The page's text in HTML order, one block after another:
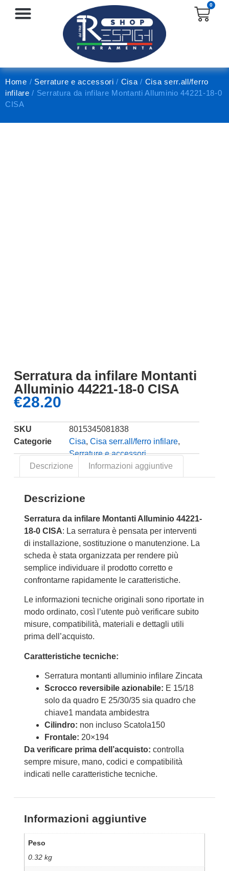
0
Home / Serrature e accessori / Cisa / Cisa serr.all/ferro
infilare / Serratura da infilare Montanti Alluminio 44221-18-0
CISA
Serratura da infilare Montanti
Alluminio 44221-18-0 CISA
€28.20
SKU
8015345081838
Categorie
Cisa, Cisa serr.all/ferro infilare,
Serrature e accessori
Descrizione
Informazioni aggiuntive
Descrizione
Serratura da infilare Montanti Alluminio 44221-
18-0 CISA: La serratura è pensata per interventi
di installazione, sostituzione o manutenzione. La
scheda è stata organizzata per rendere più
semplice individuare il prodotto corretto e
confrontarne rapidamente le caratteristiche.
Le informazioni tecniche originali sono riportate in
modo ordinato, così l’utente può verificare subito
misure, compatibilità, materiali e dettagli utili
prima dell’acquisto.
Caratteristiche tecniche:
Serratura montanti alluminio infilare Zincata
Scrocco reversibile azionabile: E 15/18
solo da quadro E 25/30/35 sia quadro che
chiave1 mandata ambidestra
Cilindro: non incluso Scatola150
Frontale: 20×194
Da verificare prima dell’acquisto: controlla
sempre misure, mano, codici e compatibilità
indicati nelle caratteristiche tecniche.
Informazioni aggiuntive
Peso
0.32 kg